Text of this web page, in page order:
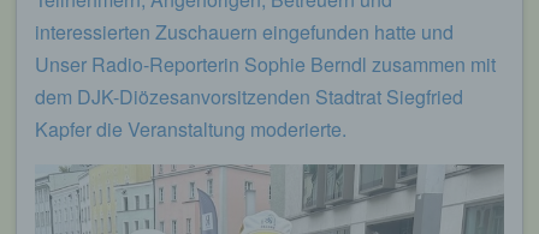
interessierten Zuschauern eingefunden hatte und
Unser Radio-Reporterin Sophie Berndl zusammen mit
dem DJK-Diözesanvorsitzenden Stadtrat Siegfried
Kapfer die Veranstaltung moderierte.